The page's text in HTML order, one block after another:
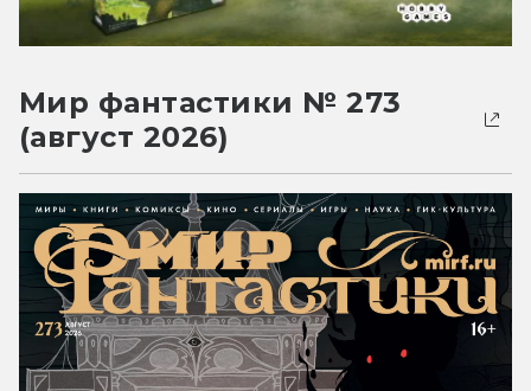
Мир фантастики № 273
(август 2026)